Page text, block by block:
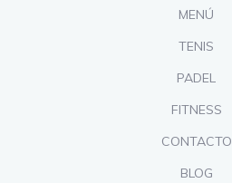
MENÚ
TENIS
PADEL
FITNESS
CONTACTO
BLOG